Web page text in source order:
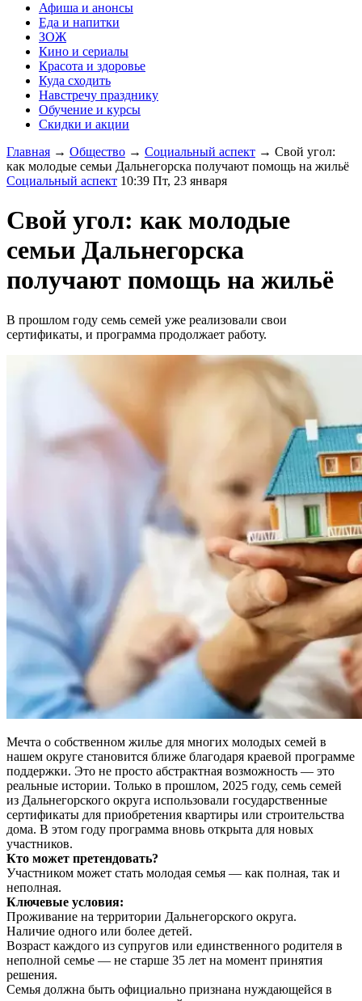
Афиша и анонсы
Еда и напитки
ЗОЖ
Кино и сериалы
Красота и здоровье
Куда сходить
Навстречу празднику
Обучение и курсы
Скидки и акции
Главная → Общество → Социальный аспект → Свой угол:
как молодые семьи Дальнегорска получают помощь на жильё
Социальный аспект 10:39 Пт, 23 января
Свой угол: как молодые
семьи Дальнегорска
получают помощь на жильё
В прошлом году семь семей уже реализовали свои
сертификаты, и программа продолжает работу.
Мечта о собственном жилье для многих молодых семей в
нашем округе становится ближе благодаря краевой программе
поддержки. Это не просто абстрактная возможность — это
реальные истории. Только в прошлом, 2025 году, семь семей
из Дальнегорского округа использовали государственные
сертификаты для приобретения квартиры или строительства
дома. В этом году программа вновь открыта для новых
участников.
Кто может претендовать?
Участником может стать молодая семья — как полная, так и
неполная.
Ключевые условия:
Проживание на территории Дальнегорского округа.
Наличие одного или более детей.
Возраст каждого из супругов или единственного родителя в
неполной семье — не старше 35 лет на момент принятия
решения.
Семья должна быть официально признана нуждающейся в